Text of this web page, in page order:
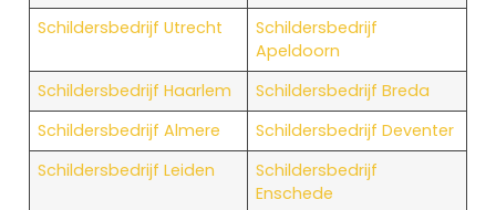
Schildersbedrijf Utrecht
Schildersbedrijf
Apeldoorn
Schildersbedrijf Haarlem
Schildersbedrijf Breda
Schildersbedrijf Almere
Schildersbedrijf Deventer
Schildersbedrijf Leiden
Schildersbedrijf
Enschede